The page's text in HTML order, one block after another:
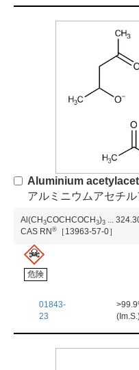
Aluminium
アルミニウムアセチ
Al(CH 3COCHCOCH 3)3 ...
CAS RN ® ［13963-57-0］
危険
01843-
23